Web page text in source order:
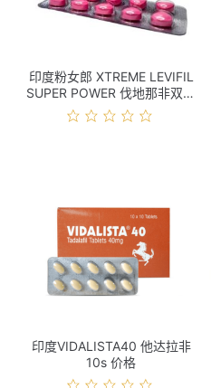
印度粉女郎 XTREME LEVIFIL
SUPER POWER 伐地那非双效
10s 价格
印度VIDALISTA40 他达拉非
10s 价格